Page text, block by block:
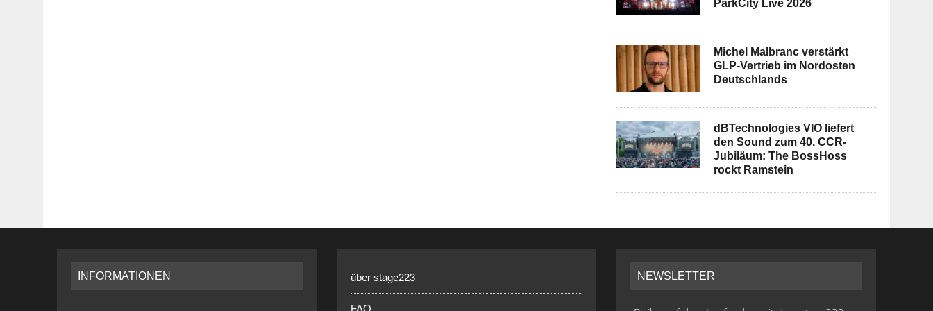
ParkCity Live 2026
Michel Malbranc verstärkt
GLP-Vertrieb im Nordosten
Deutschlands
dBTechnologies VIO liefert
den Sound zum 40. CCR-
Jubiläum: The BossHoss
rockt Ramstein
INFORMATIONEN über stage223 NEWSLETTER